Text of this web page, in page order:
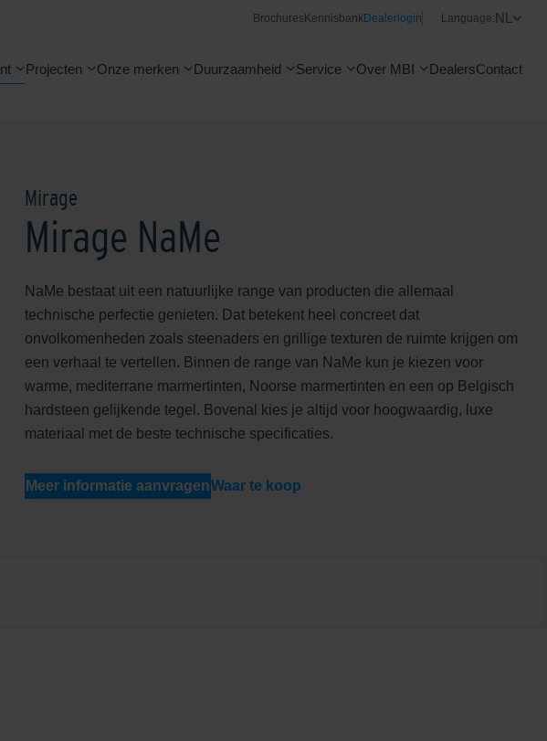
Brochures KennisbankDealerlogin Language:NL
Projecten Onze merken Duurzaamheid Service Over MBI DealersContact
Mirage
Mirage NaMe
NaMe bestaat uit een natuurlijke range van producten die allemaal
technische perfectie genieten. Dat betekent heel concreet dat
onvolkomenheden zoals steenaders en grillige texturen de ruimte krijgen om
een verhaal te vertellen. Binnen de range van NaMe kun je kiezen voor
warme, mediterrane marmertinten, Noorse marmertinten en een op Belgisch
hardsteen gelijkende tegel. Bovenal kies je altijd voor hoogwaardig, luxe
materiaal met de beste technische specificaties.
Meer informatie aanvragenWaar te koop